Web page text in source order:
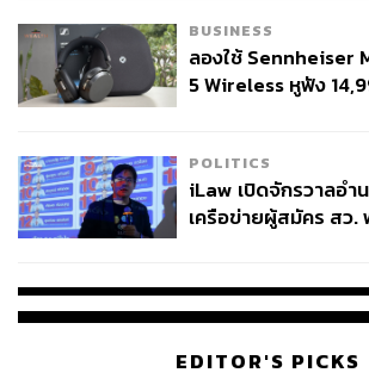
แห่งอื่น สถานการณ์เช่นนี้ผลักดันให้ค่าเงิ
เชิงบวกเพิ่มขึ้น สะท้อนผ่านทิศทางการปรั
ดอลลาร์และการทรงตัวในระดับสูงของอัต
ขณะเดียวกัน เนื่องด้วยตลาดยังคงมีมุมมอง
โน้มการปรับลดอัตราดอกเบี้ยของ Fed ป
เริ่มประเมินถึงมูลค่าที่สูงเกินไป
ผ่านมา โดยสถาบันการเงินรายใหญ่อย่าง
ได้แสดงความกังวลต่อประเด็นดังกล่าวเช่
อาจมีการปรับฐานครั้งใหญ่ในระยะอันใกล้
BUSINESS
ลองใช้ Sennheiser
5 Wireless หูฟัง
POLITICS
iLaw เปิดจักรวาลอำ
เครือข่ายผู้สมัคร สว
EDITOR'S PICKS